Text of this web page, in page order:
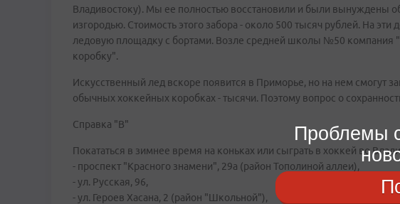
Владивостоку). Мы ее полностью восстановили и были вынуждены
изгородью. Стоимость этого забора - около 500 тысяч рублей. На
ледовую площадку с бортами. Возле средней школы №50 компания
коробку".
Искусственный лед вскоре появится в Приморье, но на нем смогут
обычных хоккейных коробках - тысячи. Поэтому вопрос о
Справка "В"
Покататься в зимнее время на коньках или сыграть в хоккей во
- проспект "Красного знамени", 29а (район Тополиной аллеи),
- ул. Русская, 96,
- ул. Героев Хасана, 2 (район "Школьной"),
Проблемы